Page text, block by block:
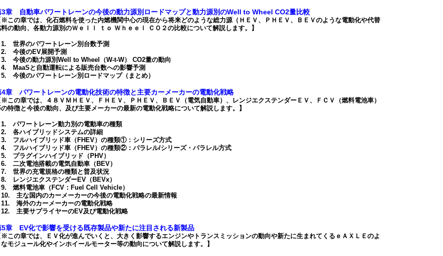
3章 自動車パワートレーンの今後の動力源別ロードマップと動力源別のWell to Wheel CO2量比較
この章では、化石燃料を使った内燃機関中心の現在から将来どのような総力源（ＨＥＶ、ＰＨＥＶ、ＢＥＶのような電動化や代替
の動向、各動力源別のＷｅｌｌ ｔｏ Ｗｈｅｅｌ ＣＯ２の比較について解説します。】
世界のパワートレーン別台数予測
今後のEV展開予測
今後の動力源別Well to Wheel（W-t-W） CO2量の動向
MaaSと自動運転による販売台数への影響予測
今後のパワートレーン別ロードマップ（まとめ）
4章 パワートレーンの電動化技術の特徴と主要カーメーカーの電動化戦略
この章では、４８ＶＭＨＥＶ、ＦＨＥＶ、ＰＨＥＶ、ＢＥＶ（電気自動車）、レンジエクステンダーＥＶ、ＦＣＶ（燃料電池車）
特徴と今後の動向、及び主要メーカーの最新の電動化戦略について解説します。】
パワートレーン動力別の電動車の種類
各ハイブリッドシステムの詳細
フルハイブリッド車（FHEV）の種類①：シリーズ方式
フルハイブリッド車（FHEV）の種類②：パラレル/シリーズ・パラレル方式
プラグインハイブリッド（PHV）
二次電池搭載の電気自動車（BEV）
世界の充電規格の種類と普及状況
レンジエクステンダーEV（BEVx）
燃料電池車（FCV：Fuel Cell Vehicle）
主な国内のカーメーカーの今後の電動化戦略の最新情報
海外のカーメーカーの電動化戦略
主要サプライヤーのEV及び電動化戦略
5章 EV化で影響を受ける既存製品や新たに注目される新製品
この章では、ＥＶ化が進んでいくと、大きく影響するエンジンやトランスミッションの動向や新たに生まれてくるｅＡＸＬＥのよ
モジュール化やインホイールモーター等の動向について解説します。】